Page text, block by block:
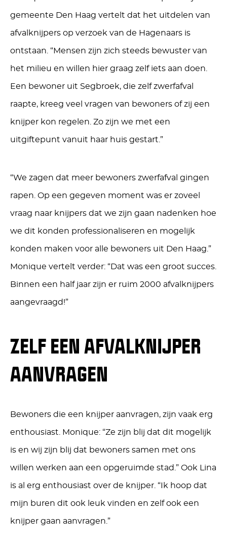
gemeente Den Haag vertelt dat het uitdelen van
afvalknijpers op verzoek van de Hagenaars is
ontstaan. “Mensen zijn zich steeds bewuster van
het milieu en willen hier graag zelf iets aan doen.
Een bewoner uit Segbroek, die zelf zwerfafval
raapte, kreeg veel vragen van bewoners of zij een
knijper kon regelen. Zo zijn we met een
uitgiftepunt vanuit haar huis gestart.”
“We zagen dat meer bewoners zwerfafval gingen
rapen. Op een gegeven moment was er zoveel
vraag naar knijpers dat we zijn gaan nadenken hoe
we dit konden professionaliseren en mogelijk
konden maken voor alle bewoners uit Den Haag.”
Monique vertelt verder: “Dat was een groot succes.
Binnen een half jaar zijn er ruim 2000 afvalknijpers
aangevraagd!”
ZELF EEN AFVALKNIJPER
AANVRAGEN
Bewoners die een knijper aanvragen, zijn vaak erg
enthousiast. Monique: “Ze zijn blij dat dit mogelijk
is en wij zijn blij dat bewoners samen met ons
willen werken aan een opgeruimde stad.” Ook Lina
is al erg enthousiast over de knijper. “Ik hoop dat
mijn buren dit ook leuk vinden en zelf ook een
knijper gaan aanvragen.”